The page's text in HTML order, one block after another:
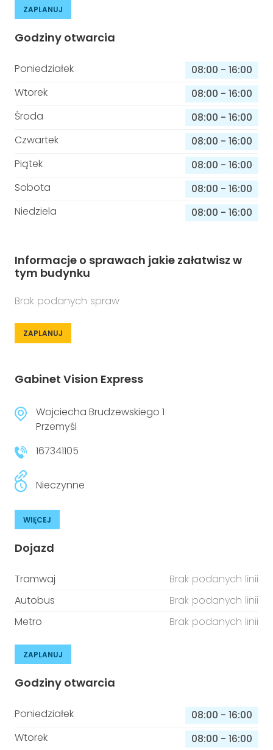
ZAPLANUJ
Godziny otwarcia
Poniedziałek 08:00 - 16:00
Wtorek
08:00 - 16:00
Środa
08:00 - 16:00
Czwartek
08:00 - 16:00
Piątek
08:00 - 16:00
Sobota
08:00 - 16:00
Niedziela
08:00 - 16:00
Informacje o sprawach jakie załatwisz w
tym budynku
Brak podanych spraw
ZAPLANUJ
Gabinet Vision Express
Wojciecha Brudzewskiego 1
Przemyśl
167341105
Nieczynne
WIĘCEJ
Dojazd
Tramwaj
Brak podanych linii
Autobus
Brak podanych linii
Metro
Brak podanych linii
ZAPLANUJ
Godziny otwarcia
Poniedziałek 08:00 - 16:00
Wtorek
08:00 - 16:00